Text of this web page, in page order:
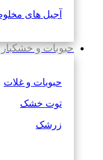
آجیل های
حبوبات و خشکبار
حبوبات و غلات
توت خشک
زرشک